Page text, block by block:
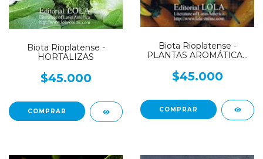
Biota Rioplatense -
HORTALIZAS
$45.000
Biota Rioplatense -
PLANTAS AROMÁTICAS
$45.000